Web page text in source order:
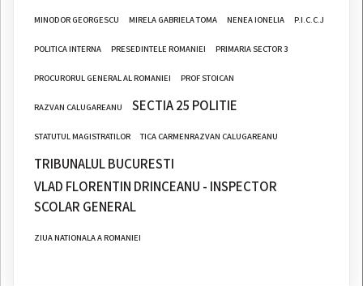
MINODOR GEORGESCU MIRELA GABRIELA TOMA NENEA IONELIA P.I.C.C.J
POLITICA INTERNA PRESEDINTELE ROMANIEI PRIMARIA SECTOR 3
PROCURORUL GENERAL AL ROMANIEI PROF STOICAN
RAZVAN CALUGAREANU SECTIA 25 POLITIE
STATUTUL MAGISTRATILOR TICA CARMENRAZVAN CALUGAREANU
TRIBUNALUL BUCURESTI
VLAD FLORENTIN DRINCEANU - INSPECTOR
SCOLAR GENERAL
ZIUA NATIONALA A ROMANIEI